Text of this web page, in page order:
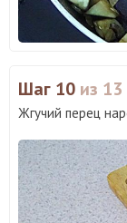
Шаг 10 из 13
Жгучий перец